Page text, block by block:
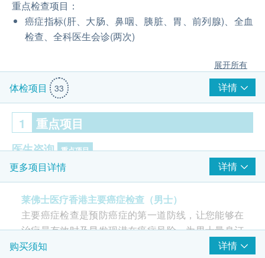
重点检查项目：
癌症指标(肝、大肠、鼻咽、胰脏、胃、前列腺)、全血
检查、全科医生会诊(两次)
展开所有
体检项目 33 详情
1 重点项目
医生咨询 重点项目
全科医生会诊(兩次) - 首次检查及复诊
癌症指标 重点项目
甲种胎蛋白 (肝癌)
病毒抗体EBV (鼻咽癌)
更多项目详情 详情
莱佛士医疗香港主要癌症检查（男士）
主要癌症检查是预防癌症的第一道防线，让您能够在
治疗最有效时及早发现潜在癌症风险。为男士量身订
制的筛查项目涵盖常见类型的癌症。
购买须知 详情